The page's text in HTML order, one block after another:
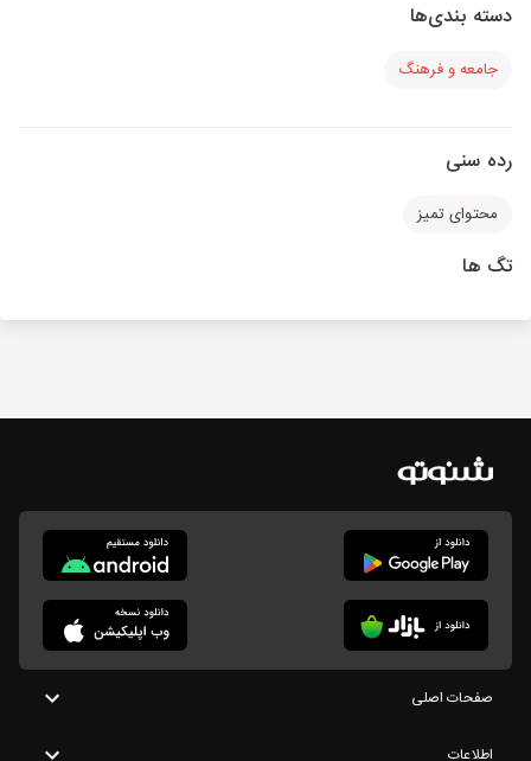
دسته بندی‌ها
جامعه و فرهنگ
رده سنی
محتوای تمیز
تگ ها
صفحات اصلی
اطلاعات